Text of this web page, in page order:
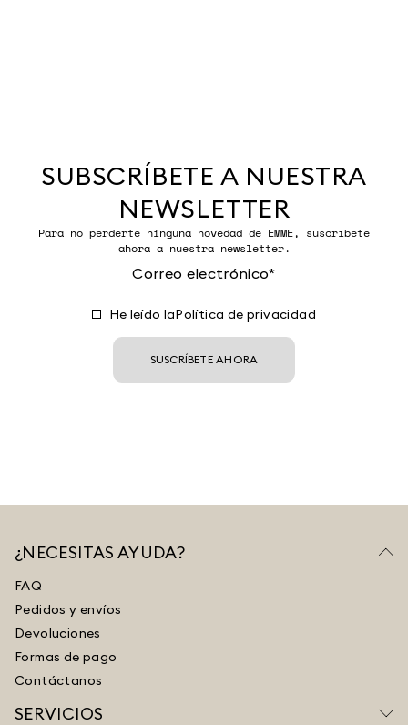
SUBSCRÍBETE A NUESTRA
NEWSLETTER
Para no perderte ninguna novedad de EMME, suscríbete
ahora a nuestra newsletter.
He leído laPolítica de privacidad
SUSCRÍBETE AHORA
¿NECESITAS AYUDA?
FAQ
Pedidos y envíos
Devoluciones
Formas de pago
Contáctanos
SERVICIOS